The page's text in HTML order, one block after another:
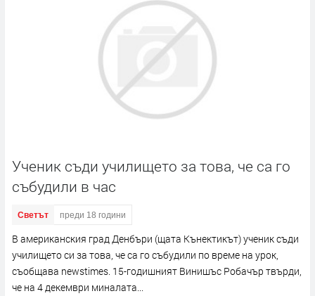
Ученик съди училището за това, че са го
събудили в час
Светът преди 18 години
В американския град Денбъри (щата Кънектикът) ученик съди
училището си за това, че са го събудили по време на урок,
съобщава newstimes. 15-годишният Винишъс Робачър твърди,
че на 4 декември миналата...